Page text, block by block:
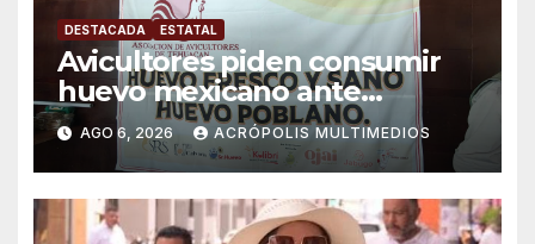
DESTACADA ESTATAL
Avicultores piden consumir
huevo mexicano ante
importaciones
AGO 6, 2026 ACRÓPOLIS MULTIMEDIOS